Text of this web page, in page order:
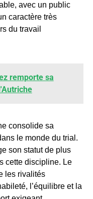
avec un public
caractère très
du travail
remporte sa
consolide sa
le monde du trial.
son statut de plus
cette discipline. Le
les rivalités
l’équilibre et la